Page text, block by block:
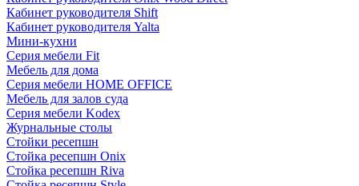
Кабинет руководителя Shift
Кабинет руководителя Yalta
Мини-кухни
Серия мебели Fit
Мебель для дома
Серия мебели HOME OFFICE
Мебель для залов суда
Серия мебели Kodex
Журнальные столы
Стойки ресепшн
Стойка ресепшн Onix
Стойка ресепшн Riva